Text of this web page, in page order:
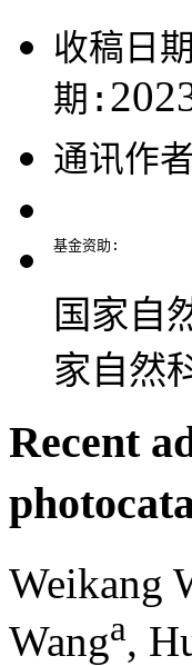
收稿日
期:
通讯作
基金资助:
国家自
家自然
Recent
Weikang
Wanga,